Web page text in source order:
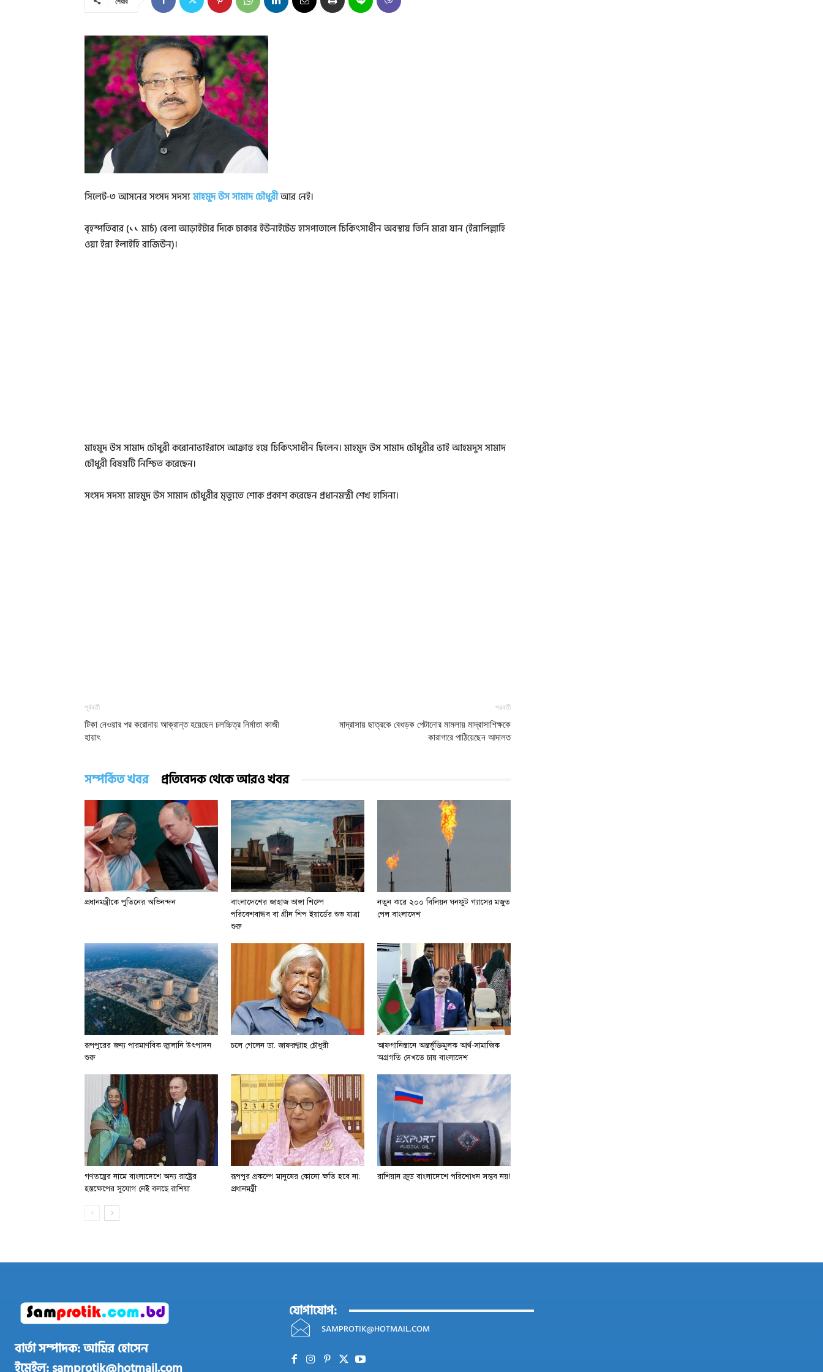
সিলেট-৩ আসনের সংসদ সদস্যমাহমুদ উস সামাদ চৌধুরীআর নেই।
বৃহস্পতিবার (১১ মার্চ) বেলা আড়াইটার দিকে ঢাকার ইউনাইটেড হাসপাতালে চিকিৎসাধীন অবস্থায় তিনি মারা যান (ইন্নালিল্লাহি
ওয়া ইন্না ইলাইহি রাজিউন)।
মাহমুদ উস সামাদ চৌধুরী করোনাভাইরাসে আক্রান্ত হয়ে চিকিৎসাধীন ছিলেন। মাহমুদ উস সামাদ চৌধুরীর ভাই আহমদুস সামাদ
চৌধুরী বিষয়টি নিশ্চিত করেছেন।
সংসদ সদস্য মাহমুদ উস সামাদ চৌধুরীর মৃত্যুতে শোক প্রকাশ করেছেন প্রধানমন্ত্রী শেখ হাসিনা।
পূর্ববর্তী
টিকা নেওয়ার পর করোনায় আক্রান্ত হয়েছেন চলচ্চিত্র নির্মাতা কাজী
হায়াৎ
পরবর্তী
মাদ্রাসায় ছাত্রকে বেধড়ক পেটানোর মামলায় মাদ্রাসাশিক্ষকে
কারাগারে পাঠিয়েছেন আদালত
সম্পর্কিত খবর প্রতিবেদক থেকে আরও খবর
প্রধানমন্ত্রীকে পুতিনের অভিনন্দন
বাংলাদেশের জাহাজ ভাঙ্গা শিল্পে
পরিবেশবান্ধব বা গ্রীন শিপ ইয়ার্ডের শুভ যাত্রা
শুরু
নতুন করে ২০০ বিলিয়ন ঘনফুট গ্যাসের মজুত
পেল বাংলাদেশ
রূপপুরের জন্য পারমাণবিক জ্বালানি উৎপাদন
শুরু
চলে গেলেন ডা. জাফরুল্লাহ চৌধুরী
আফগানিস্তানে অন্তর্ভূক্তিমূলক আর্থ-সামাজিক
অগ্রগতি দেখতে চায় বাংলাদেশ
গণতন্ত্রের নামে বাংলাদেশে অন্য রাষ্ট্রের
হস্তক্ষেপের সুযোগ নেই বলছে রাশিয়া
রূপপুর প্রকল্পে মানুষের কোনো ক্ষতি হবে না:
প্রধানমন্ত্রী
রাশিয়ান ক্রুড বাংলাদেশে পরিশোধন সম্ভব নয়!
বার্তা সম্পাদক: আমির হোসেন
যোগাযোগ:
SAMPROTIK@HOTMAIL.COM